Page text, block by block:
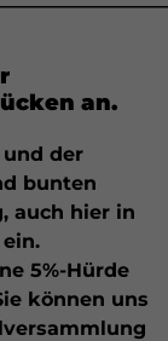
an.
der
bunten
auch hier in
5%-Hürde
können uns